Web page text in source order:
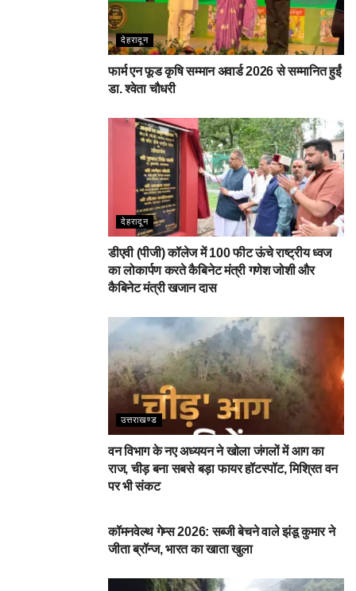
देहरादून
फार्म एन फूड कृषि सम्मान अवार्ड 2026 से सम्मानित हुईं
डा. श्वेता चौधरी
देहरादून
डीएवी (पीजी) कॉलेज में 100 फीट ऊंचे राष्ट्रीय ध्वज
का लोकार्पण करते कैबिनेट मंत्री गणेश जोशी और
कैबिनेट मंत्री खजान दास
उत्तराखण्ड
वन विभाग के नए अध्ययन ने खोला जंगलों में आग का
राज, चीड़ बना सबसे बड़ा फायर हॉटस्पॉट, मिश्रित वन
पर भी संकट
कॉमनवेल्थ गेम्स 2026: सब्जी बेचने वाले झंडू कुमार ने
जीता ब्रॉन्ज, भारत का खाता खुला